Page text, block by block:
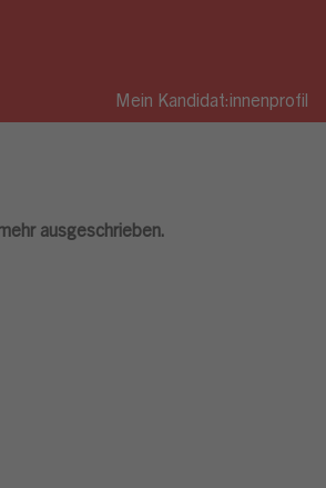
Mein Kandidat:innenprofil
ausgeschrieben.